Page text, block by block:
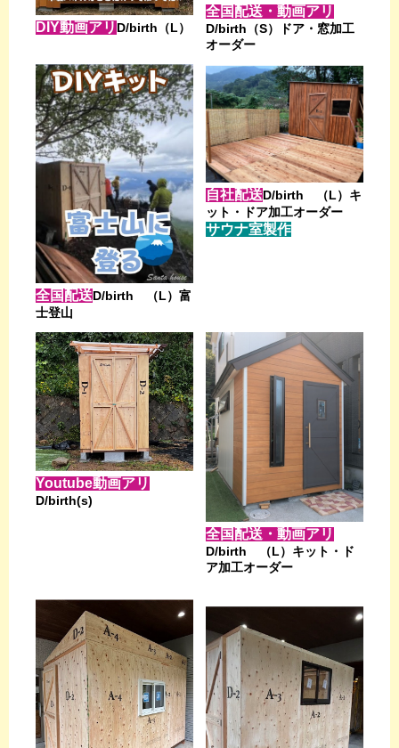
DIY動画アリ D/birth（L）
全国配送・動画アリ
D/birth（S）ドア・窓加工
オーダー
全国配送D/birth （L）富
士登山
自社配送D/birth （L）キ
ット・ドア加工オーダー
サウナ室製作
Youtube動画アリ
D/birth(s)
全国配送・動画アリ
D/birth （L）キット・ド
ア加工オーダー